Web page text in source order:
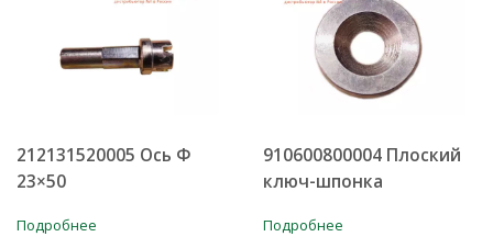
212131520005 Ось Φ
23×50
Подробнее
910600800004 Плоский
ключ-шпонка
Подробнее